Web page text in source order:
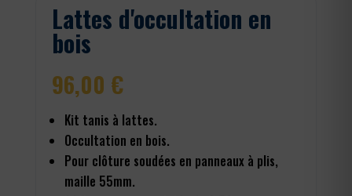
Lattes d'occultation en
bois
96,00 €
Kit tanis à lattes.
Occultation en bois.
Pour clôture soudées en panneaux à plis,
maille 55mm.